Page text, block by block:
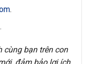
.
cùng bạn trên con